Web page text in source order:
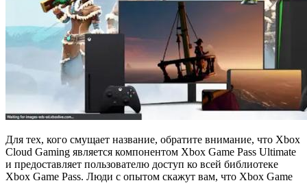
Для тех, кого смущает название, обратите внимание, что Xbox
Cloud Gaming является компонентом Xbox Game Pass Ultimate
и предоставляет пользователю доступ ко всей библиотеке
Xbox Game Pass. Люди с опытом скажут вам, что Xbox Game